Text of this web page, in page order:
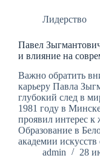
Лидерство
Павел
и влияние на
Важно обратить
карьеру Павла
глубокий след в
1981 году в
проявил интерес
Образование в
академии
admin
28